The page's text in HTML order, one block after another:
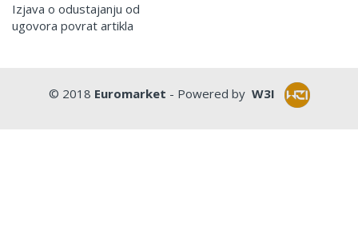
Izjava o odustajanju od
ugovora povrat artikla
© 2018 Euromarket - Powered by W3I